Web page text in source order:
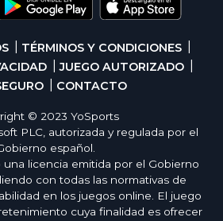
TÉRMINOS Y CONDICIONES
JUEGO AUTORIZADO
CONTACTO
© 2023 YoSports
PLC, autorizada y regulada por el
español.
una licencia emitida por el Gobierno
con todas las normativas de
en los juegos online. El juego
cuya finalidad es ofrecer